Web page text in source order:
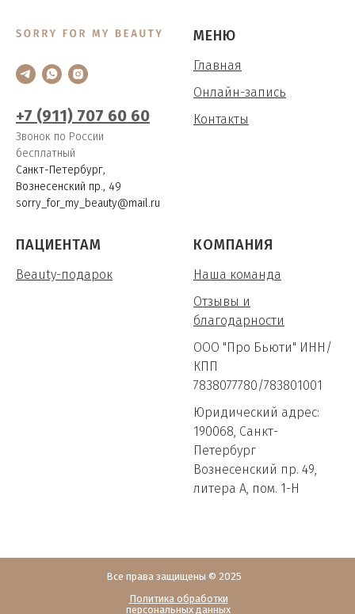
+7 (911) 707 60 60
Звонок по России
бесплатный
Санкт-Петербург,
Вознесенский пр., 49
sorry_for_my_beauty@mail.ru
МЕНЮ
Главная
Онлайн-запись
Контакты
ПАЦИЕНТАМ
Beauty-подарок
КОМПАНИЯ
Наша команда
Отзывы и
благодарности
ООО "Про Бьюти" ИНН/
КПП
7838077780/783801001
Юридический адрес:
190068, Санкт-
Петербург
Вознесенский пр. 49,
литера А, пом. 1-Н
Все права защищены © 2025
Политика обработки
персональных данных